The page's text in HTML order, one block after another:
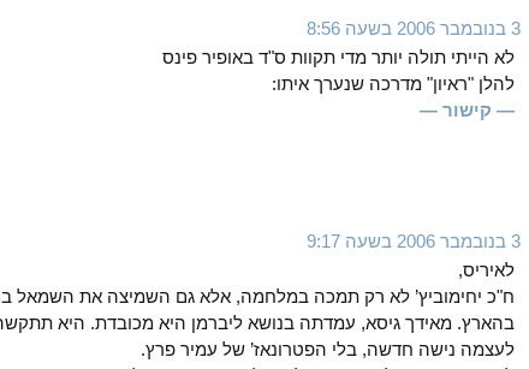
3 בנובמבר 2006 בשעה 8:56
לא הייתי תולה יותר מדי תקוות ס"ד באופיר פינס
להלן "ראיון" מדרכה שנערך איתו:
— קישור —
3 בנובמבר 2006 בשעה 9:17
לאיריס,
ח"כ יחימוביץ’ לא רק תמכה במלחמה, אלא גם השמיצה את השמאל
בהארץ. מאידך גיסא, עמדתה בנושא ליברמן היא מכובדת. היא
לעצמה נישה חדשה, בלי הפטרונאז’ של עמיר פרץ.